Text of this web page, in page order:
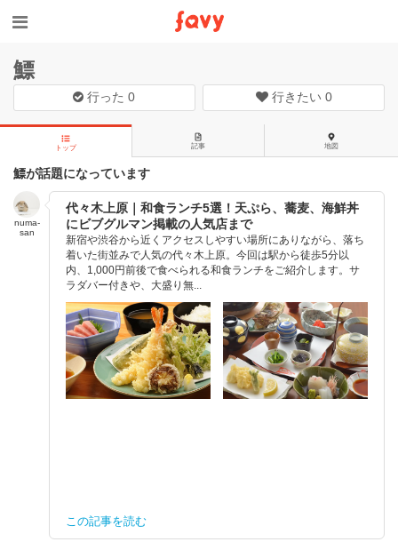
鰾
行った0 行きたい 0
トップ 記事 地図
鰾が話題になっています
numa-
san
代々木上原｜和食ランチ5選！天ぷら、蕎麦、海鮮丼
にビブグルマン掲載の人気店まで
新宿や渋谷から近くアクセスしやすい場所にありながら、落ち
着いた街並みで人気の代々木上原。今回は駅から徒歩5分以
内、1,000円前後で食べられる和食ランチをご紹介します。サ
ラダバー付きや、大盛り無...
この記事を読む